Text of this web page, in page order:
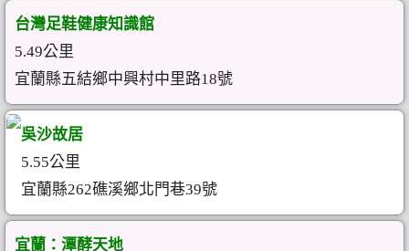
台灣足鞋健康知識館
5.49公里
宜蘭縣五結鄉中興村中里路18號
吳沙故居
5.55公里
宜蘭縣262礁溪鄉北門巷39號
宜蘭：潭酵天地